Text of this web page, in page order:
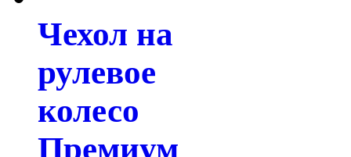
Чехол на
рулевое
колесо
Премиум